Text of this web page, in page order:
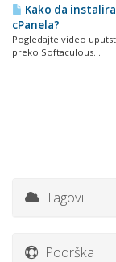
Kako da
cPanela?
Pogledajte video
preko Softaculous...
Tagovi
Podrška